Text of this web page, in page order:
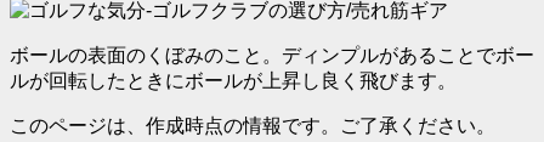
ボールの表面のくぼみのこと。ディンプルがあることでボー
ルが回転したときにボールが上昇し良く飛びます。
このページは、作成時点の情報です。ご了承ください。